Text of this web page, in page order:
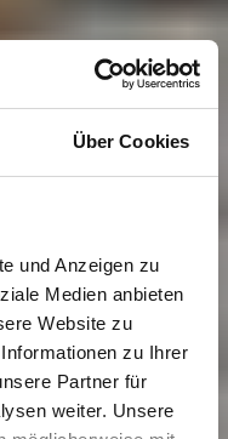
Über Cookies
und Anzeigen zu
Medien anbieten
Website zu
zu Ihrer
Partner für
weiter. Unsere